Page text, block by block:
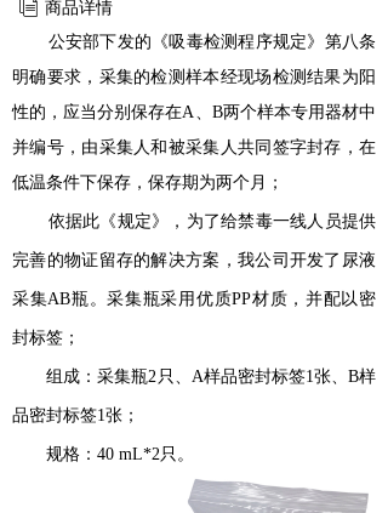
商品详情
公安部下发的《吸毒检测程序规定》第八条
明确要求，采集的检测样本经现场检测结果为阳
性的，应当分别保存在A、B两个样本专用器材中
并编号，由采集人和被采集人共同签字封存，在
低温条件下保存，保存期为两个月；
依据此《规定》，为了给禁毒一线人员提供
完善的物证留存的解决方案，我公司开发了尿液
采集AB瓶。采集瓶采用优质PP材质，并配以密
封标签；
组成：采集瓶2只、A样品密封标签1张、B样
品密封标签1张；
规格：40 mL*2只。
ꀢ